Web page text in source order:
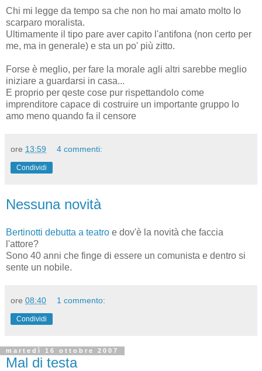
Chi mi legge da tempo sa che non ho mai amato molto lo
scarparo moralista.
Ultimamente il tipo pare aver capito l'antifona (non certo per
me, ma in generale) e sta un po' più zitto.
Forse è meglio, per fare la morale agli altri sarebbe meglio
iniziare a guardarsi in casa...
E proprio per qeste cose pur rispettandolo come
imprenditore capace di costruire un importante gruppo lo
amo meno quando fa il censore
ore 13:59 4 commenti:
Condividi
Nessuna novità
Bertinotti debutta a teatro e dov'è la novità che faccia
l'attore?
Sono 40 anni che finge di essere un comunista e dentro si
sente un nobile.
ore 08:40 1 commento:
Condividi
martedì 16 ottobre 2007
Mal di testa